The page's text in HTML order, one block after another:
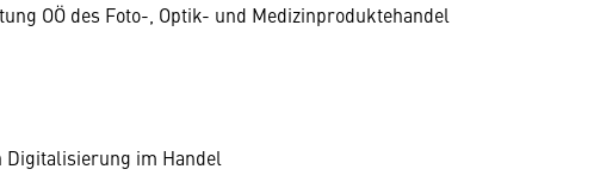
OÖ des Foto-, Optik- und Medizinproduktehandel
im Handel